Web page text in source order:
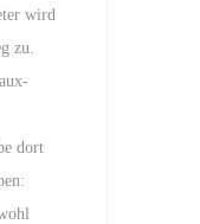
wird
zu.
dort